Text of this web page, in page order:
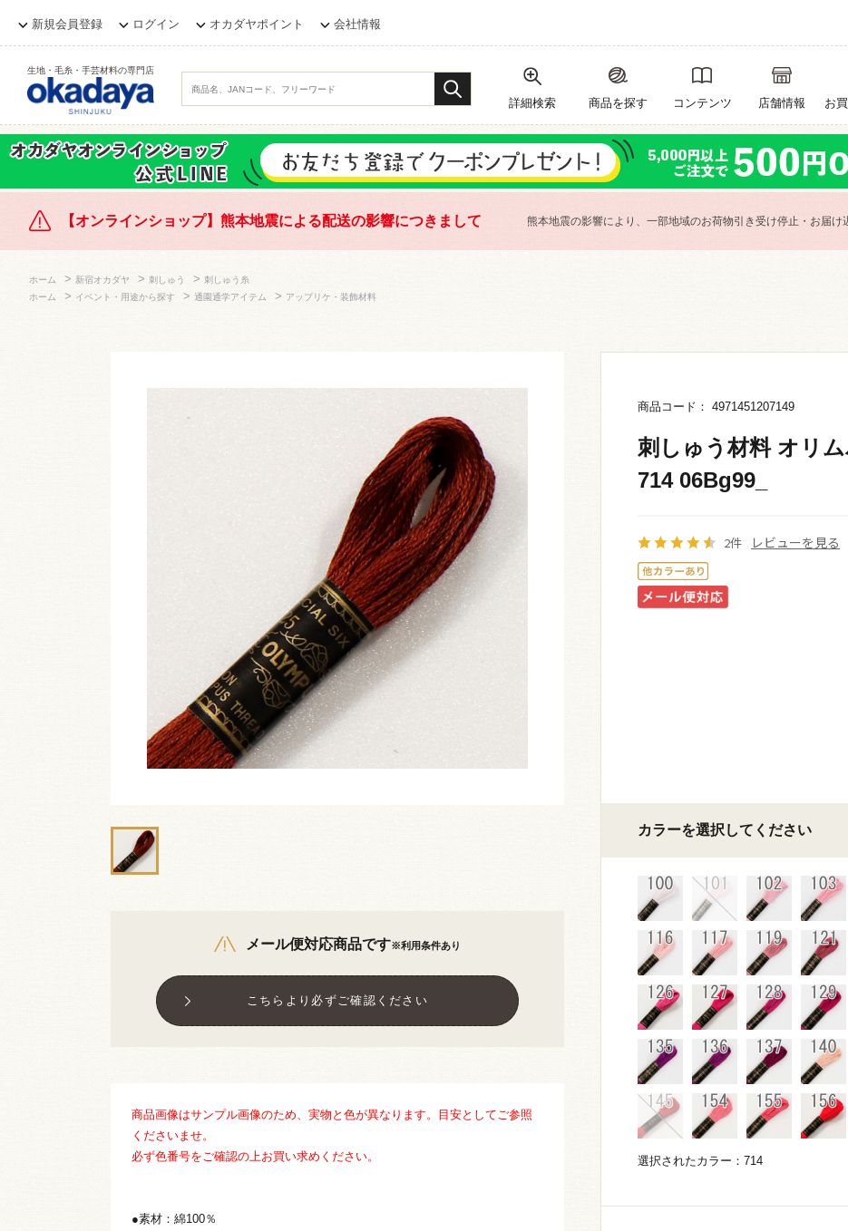
新規会員登録 ログイン オカダヤポイント 会社情報
生地・毛糸・手芸材料の専門店
詳細検索 商品を探す コンテンツ 店舗情報 お
【オンラインショップ】熊本地震による配送の影響につきまして 熊本地震の影響により、一部地域のお荷物引き受け停止・お届け
ホーム > 新宿オカダヤ > 刺しゅう > 刺しゅう糸
ホーム
> イベント・用途から探す > 通園通学アイテム > アップリケ・装飾材料
メール便対応商品です※利用条件あり
こちらより必ずご確認ください
商品画像はサンプル画像のため、実物と色が異なります。目安としてご参照
くださいませ。
必ず色番号をご確認の上お買い求めください。
●素材：綿100％
商品コード： 4971451207149
刺しゅう材料 オリ
714 06Bg99_
2件 レビューを見る
カラーを選択してください
選択されたカラー：714